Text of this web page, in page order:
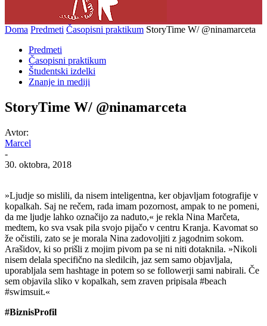
Doma Predmeti Časopisni praktikum StoryTime W/ @ninamarceta
Predmeti
Časopisni praktikum
Študentski izdelki
Znanje in mediji
StoryTime W/ @ninamarceta
Avtor:
Marcel
-
30. oktobra, 2018
»Ljudje so mislili, da nisem inteligentna, ker objavljam fotografije v
kopalkah. Saj ne rečem, rada imam pozornost, ampak to ne pomeni,
da me ljudje lahko označijo za naduto,« je rekla Nina Marčeta,
medtem, ko sva vsak pila svojo pijačo v centru Kranja. Kavomat so
že očistili, zato se je morala Nina zadovoljiti z jagodnim sokom.
Arašidov, ki so prišli z mojim pivom pa se ni niti dotaknila. »Nikoli
nisem delala specifično na sledilcih, jaz sem samo objavljala,
uporabljala sem hashtage in potem so se followerji sami nabirali. Če
sem objavila sliko v kopalkah, sem zraven pripisala #beach
#swimsuit.«
#BiznisProfil